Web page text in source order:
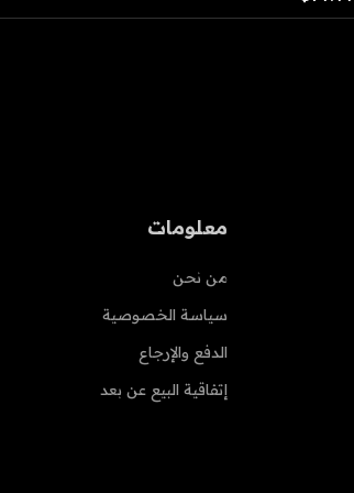
معلومات
من نحن
سياسة الخصوصية
الدفع والإرجاع
إتفاقية البيع عن بعد